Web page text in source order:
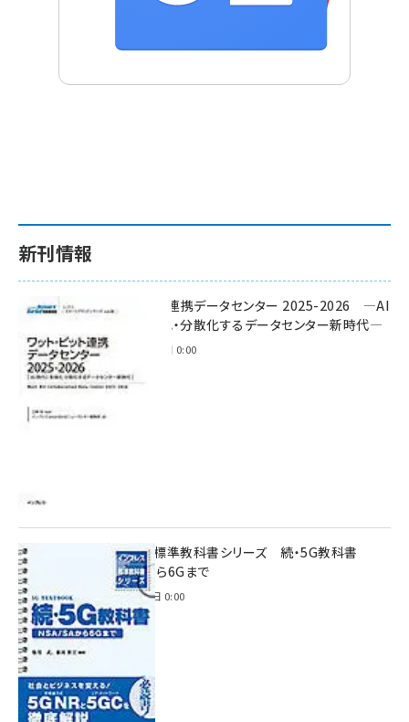
新刊情報
ワット・ビット連携データセンター 2025-2026 ―AI
時代に多様化・分散化するデータセンター新時代―
2025年11月28日 0:00
インプレス標準教科書シリーズ 続・5G教科書
NSA/SAから6Gまで
2023年4月3日 0:00